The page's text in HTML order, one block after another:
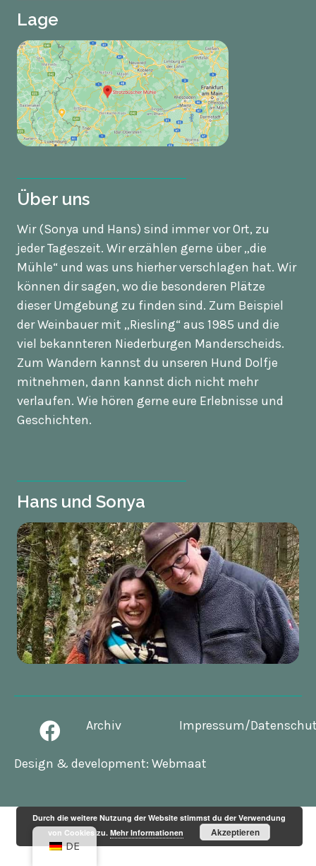
Lage
Über uns
Wir (Sonya und Hans) sind immer vor Ort, zu
jeder Tageszeit. Wir erzählen gerne über „die
Mühle“ und was uns hierher verschlagen hat. Wir
können dir sagen, wo die besonderen Plätze
dieser Umgebung zu finden sind. Zum Beispiel
der Weinbauer mit „Riesling“ aus 1985 und die
viel bekannteren Niederburgen Manderscheids.
Zum Wandern kannst du unseren Hund Dolfje
mitnehmen, dann kannst dich nicht mehr
verlaufen. Wie hören gerne eure Erlebnisse und
Geschichten.
Hans und Sonya
Archiv Impressum/
Design & development: Webmaat
DE
Durch die weitere Nutzung der Website stimmst du der Verwendung
von Cookies zu.Mehr Informationen Akzeptieren